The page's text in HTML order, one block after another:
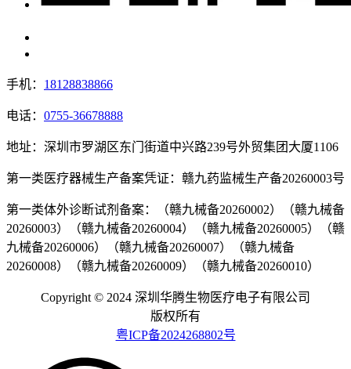
手机： 18128838866
电话： 0755-36678888
地址：深圳市罗湖区东门街道中兴路239号外贸集团大厦1106
第一类医疗器械生产备案凭证：赣九药监械生产备20260003号
第一类体外诊断试剂备案：（赣九械备20260002）（赣九械备
20260003）（赣九械备20260004）（赣九械备20260005）（赣
九械备20260006）（赣九械备20260007）（赣九械备
20260008）（赣九械备20260009）（赣九械备20260010）
Copyright © 2024 深圳华腾生物医疗电子有限公司
版权所有
粤ICP备2024268802号